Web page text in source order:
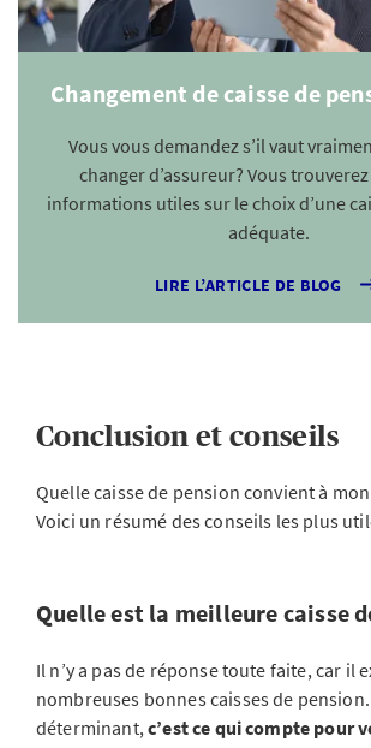
Changement de caisse de
Vous vous demandez s’il vaut
changer d’assureur? Vous trouverez
informations utiles sur le choix d’une
adéquate.
LIRE L’ARTICLE DE BLOG
Conclusion et conseils
Quelle caisse de pension convient à
Voici un résumé des conseils les plus
Quelle est la meilleure caisse
Il n’y a pas de réponse toute faite, car il
nombreuses bonnes caisses de
déterminant,c’est ce qui compte pour